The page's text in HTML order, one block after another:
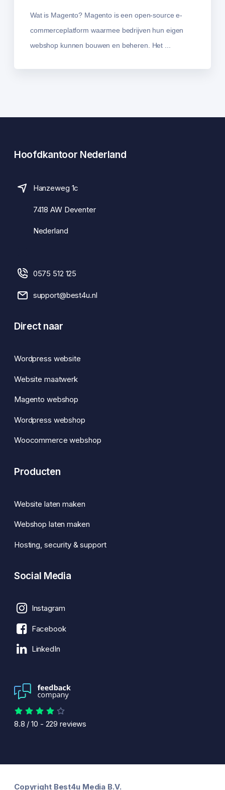
Wat is Magento? Magento is een open-source e-
commerceplatform waarmee bedrijven hun eigen
webshop kunnen bouwen en beheren. Het ...
Hoofdkantoor Nederland
Hanzeweg 1c
7418 AW Deventer
Nederland
0575 512 125
support@best4u.nl
Direct naar
Wordpress website
Website maatwerk
Magento webshop
Wordpress webshop
Woocommerce webshop
Producten
Website laten maken
Webshop laten maken
Hosting, security & support
Social Media
Instagram
Facebook
LinkedIn
8.8 /10 - 229 reviews
Copyright Best4u Media B.V.